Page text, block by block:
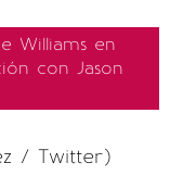
Williams en
con Jason
/ Twitter)